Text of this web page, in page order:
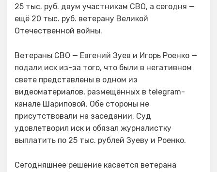
25 тыс. руб. двум участникам СВО, а сегодня —
ещё 20 тыс. руб. ветерану Великой
Отечественной войны.
Ветераны СВО — Евгений Зуев и Игорь Роенко —
подали иск из-за того, что были в негативном
свете представлены в одном из
видеоматериалов, размещённых в telegram-
канале Шариповой. Обе стороны не
присутствовали на заседании. Суд
удовлетворил иск и обязал журналистку
выплатить по 25 тыс. рублей Зуеву и Роенко.
Сегодняшнее решение касается ветерана